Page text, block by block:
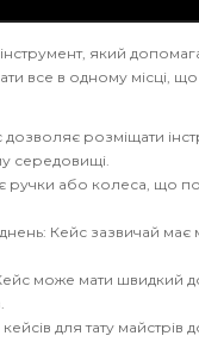
який
все в одному
дозволяє розміщати
середовищі.
ручки або колеса,
Кейс зазвичай має
Кейс може мати
кейсів для тату